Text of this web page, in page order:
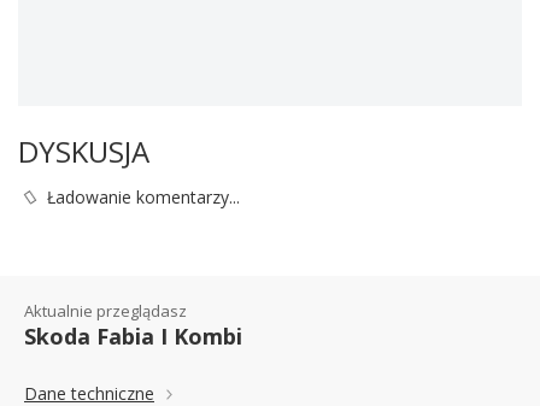
DYSKUSJA
Ładowanie komentarzy...
Aktualnie przeglądasz
Skoda Fabia I Kombi
Dane techniczne